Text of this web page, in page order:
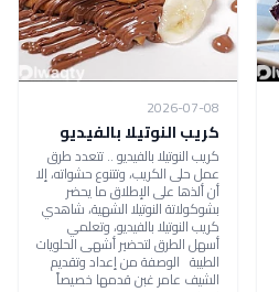
2026-07-08
كريب النوتيلا بالفيديو
كريب النوتيلا بالفيديو .. تتعدد طرق
عمل حلى الكريب، وتتنوع حشواته، إلا
أن ألذها على الإطلاق ما يحضر
بشوكولاتة النوتيلا الشهية، شاهدي
كريب النوتيلا بالفيديو، وتعلمي
أسهل الطرق لتحضير أشهى الحلويات
الطيبة الوصفة من إعداد وتقديم
الشيف عامر غبن قدمها خصيصاً